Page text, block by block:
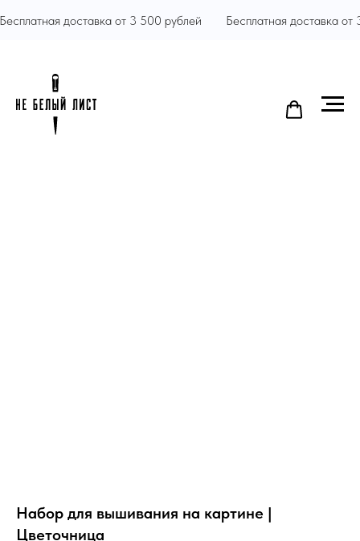
доставка от 3 500 рублей Бесплатная доставка от
Набор для вышивания на картине |
Цветочница